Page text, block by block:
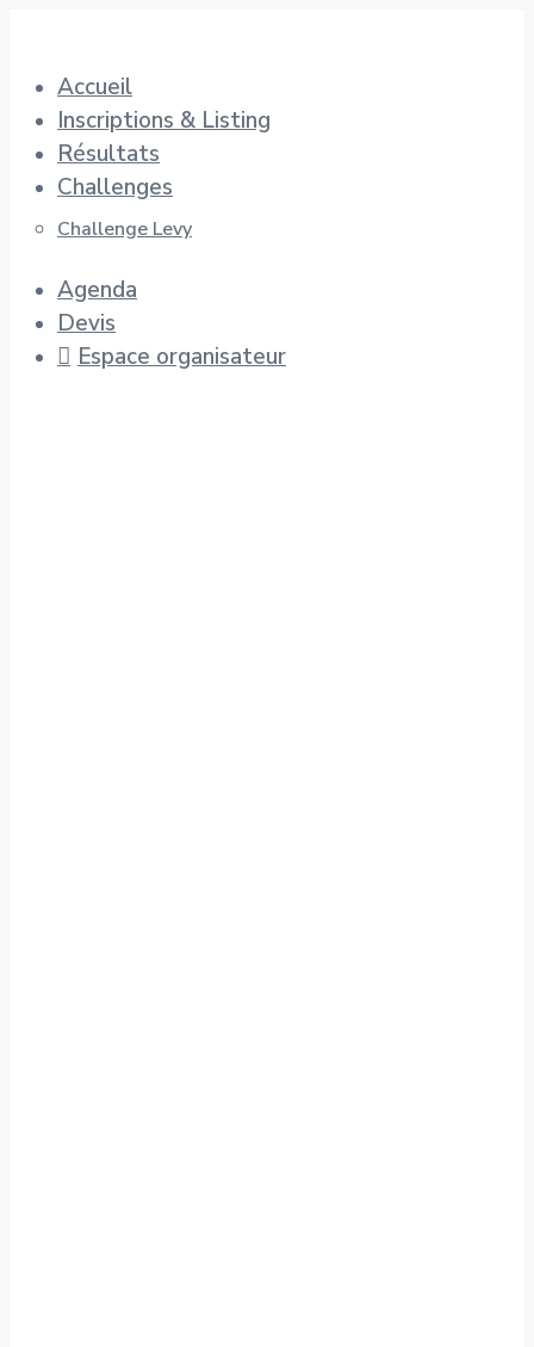
contenuAccueil
Inscriptions & Listing
Résultats
Challenges
Challenge Levy
Agenda
Devis
Espace organisateur